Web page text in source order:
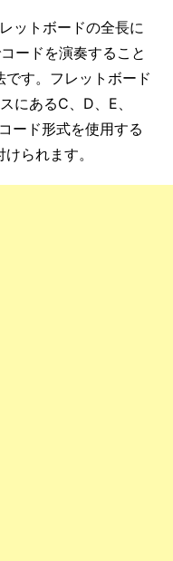
ットボードの全長に
ードを演奏すること
す。フレットボード
にあるC、D、E、
ード形式を使用する
られます。